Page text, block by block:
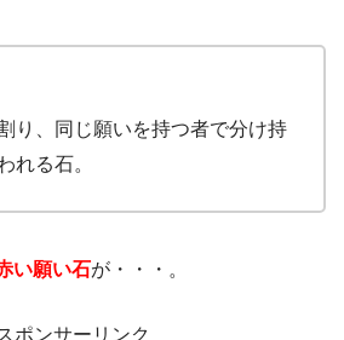
り、同じ願いを持つ者で分け持
れる石。
い願い石が・・・。
ポンサーリンク